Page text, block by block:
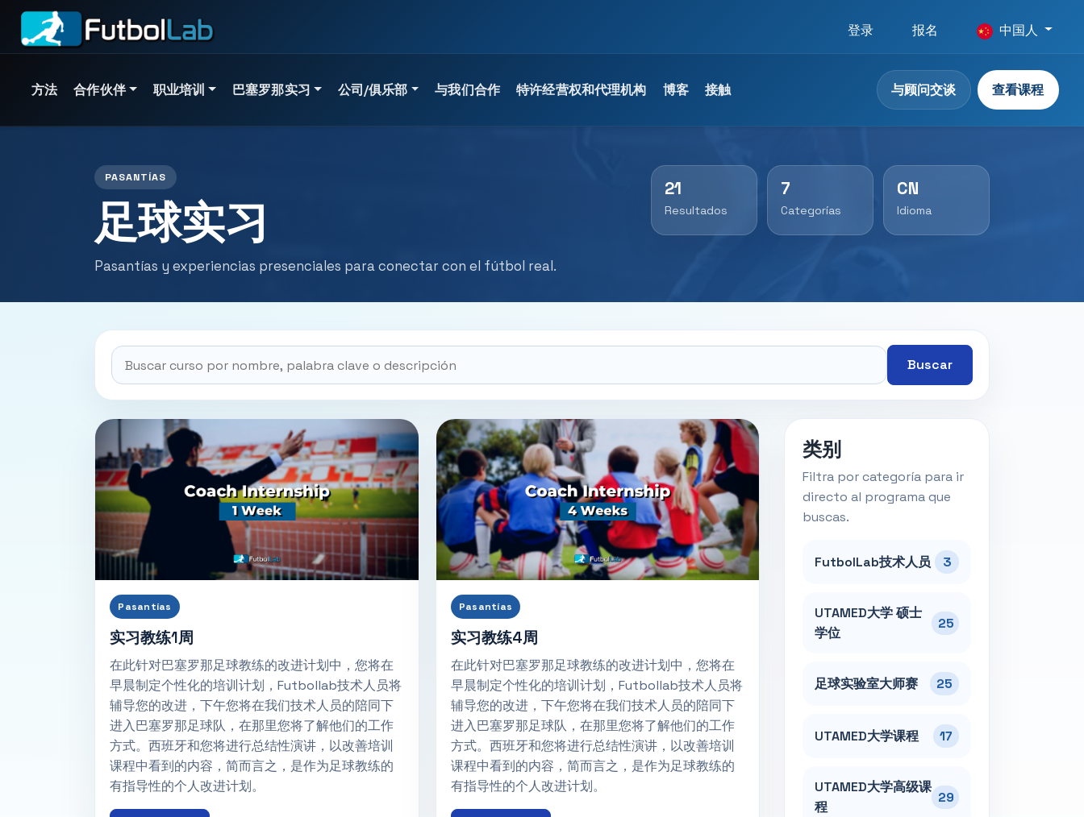
登录 报名 中国人
方法 合作伙伴
身体准备和伤害预防硕士
侦察和视频分析硕士
大数据应用于足球的硕士
UTAMED 大学认可的硕士
查看 UTAMED 大学课程
查看 UTAMED 大学专家
职业培训
足球中级学位
1级培训师课程
2级培训师课程
3级培训师课程
查看所有专业培训
巴塞罗那实习
团队实习
球员实习
查看所有课程
公司/俱乐部
为俱乐部提供技术咨询
侦察和招募
方法论和培训
与我们合作 特许经营权和代理机构 博客 接触 与顾问交谈 查看课程
PASANTÍAS
足球实习
Pasantías y experiencias presenciales para conectar con el fútbol real.
21
Resultados
7
Categorías
CN
Idioma
Buscar
Pasantías
实习教练1周
在此针对巴塞罗那足球教练的改进计划中，您将在
早晨制定个性化的培训计划，Futbollab技术人员将
辅导您的改进，下午您将在我们技术人员的陪同下
进入巴塞罗那足球队，在那里您将了解他们的工作
方式。西班牙和您将进行总结性演讲，以改善培训
课程中看到的内容，简而言之，是作为足球教练的
有指导性的个人改进计划。
Pasantías
实习教练4周
在此针对巴塞罗那足球教练的改进计划中，您将在
早晨制定个性化的培训计划，Futbollab技术人员将
辅导您的改进，下午您将在我们技术人员的陪同下
进入巴塞罗那足球队，在那里您将了解他们的工作
方式。西班牙和您将进行总结性演讲，以改善培训
课程中看到的内容，简而言之，是作为足球教练的
有指导性的个人改进计划。
类别
Filtra por categoría para ir
directo al programa que
buscas.
FutbolLab技术人员 3
UTAMED大学 硕士
学位
25
足球实验室大师赛 25
UTAMED大学课程 17
UTAMED大学高级课
程
29